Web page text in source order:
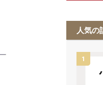
人気の
1